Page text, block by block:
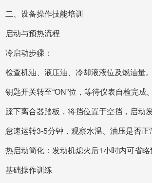
二、设备操作技能培训
启动与预热流程
冷启动步骤：
检查机油、液压油、冷却液液位及燃油量。
钥匙开关转至“ON”位，等待仪表自检完成。
踩下离合器踏板，将挡位置于空挡，启动发
怠速运转3-5分钟，观察水温、油压是否正
热启动简化：发动机熄火后1小时内可省
基础操作训练